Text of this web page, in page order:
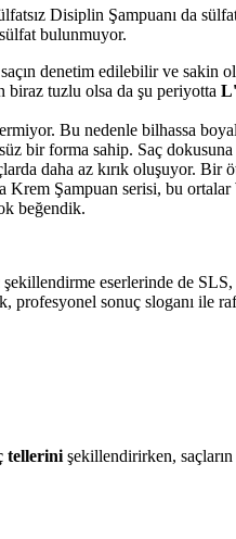
Disiplin Şampuanı da
bulunmuyor.
denetim edilebilir ve sakin
biraz tuzlu olsa da şu periyotta
Bu nedenle bilhassa
bir forma sahip. Saç
daha az kırık oluşuyor.
Şampuan serisi, bu
beğendik.
eserlerinde de
sonuç sloganı ile
tellerini şekillendirirken, saçların